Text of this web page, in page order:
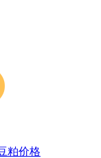
粕价格